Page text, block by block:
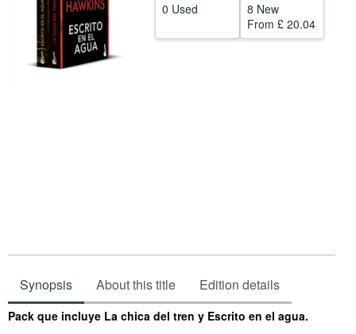
CLOSE
0 Used
8 New
From £ 20.04
Synopsis About this title Edition details
Synopsis
Pack que incluye La chica del tren y Escrito en el agua.